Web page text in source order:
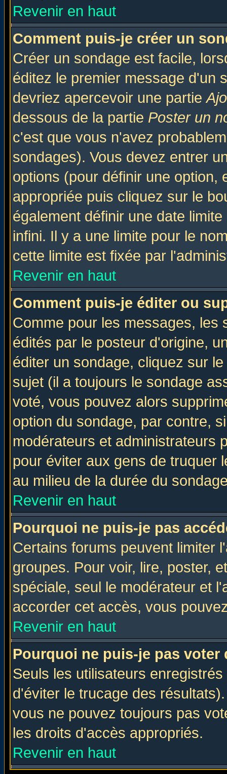
Revenir en haut
Comment puis-je créer un
Créer un sondage est facile,
éditez le premier message d'un
devriez apercevoir une partie
dessous de la partie Poster un
c'est que vous n'avez
sondages). Vous devez entrer
options (pour définir une option,
appropriée puis cliquez sur le
également définir une date
infini. Il y a une limite pour le
cette limite est fixée par
Revenir en haut
Comment puis-je éditer ou
Comme pour les messages, les
édités par le posteur d'origine,
éditer un sondage, cliquez sur
sujet (il a toujours le sondage
voté, vous pouvez alors
option du sondage, par contre,
modérateurs et administrateurs
pour éviter aux gens de truquer
au milieu de la durée du
Revenir en haut
Pourquoi ne puis-je pas
Certains forums peuvent limiter
groupes. Pour voir, lire, poster,
spéciale, seul le modérateur et
accorder cet accès, vous
Revenir en haut
Pourquoi ne puis-je pas voter
Seuls les utilisateurs
d'éviter le trucage des
vous ne pouvez toujours pas
les droits d'accès appropriés.
Revenir en haut